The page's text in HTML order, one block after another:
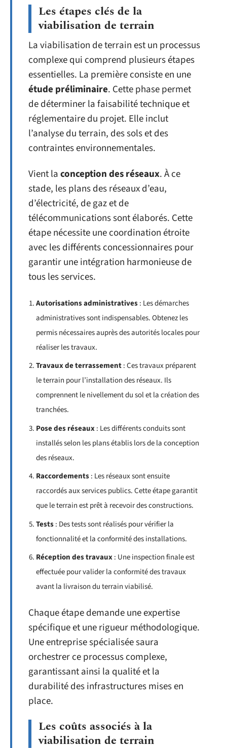
Les étapes clés de la
viabilisation de terrain
La viabilisation de terrain est un processus
complexe qui comprend plusieurs étapes
essentielles. La première consiste en une
étude préliminaire. Cette phase permet
de déterminer la faisabilité technique et
réglementaire du projet. Elle inclut
l’analyse du terrain, des sols et des
contraintes environnementales.
Vient laconception des réseaux. À ce
stade, les plans des réseaux d’eau,
d’électricité, de gaz et de
télécommunications sont élaborés. Cette
étape nécessite une coordination étroite
avec les différents concessionnaires pour
garantir une intégration harmonieuse de
tous les services.
Autorisations administratives: Les démarches
administratives sont indispensables. Obtenez les
permis nécessaires auprès des autorités locales pour
réaliser les travaux.
Travaux de terrassement: Ces travaux préparent
le terrain pour l’installation des réseaux. Ils
comprennent le nivellement du sol et la création des
tranchées.
Pose des réseaux: Les différents conduits sont
installés selon les plans établis lors de la conception
des réseaux.
Raccordements: Les réseaux sont ensuite
raccordés aux services publics. Cette étape garantit
que le terrain est prêt à recevoir des constructions.
Tests: Des tests sont réalisés pour vérifier la
fonctionnalité et la conformité des installations.
Réception des travaux: Une inspection finale est
effectuée pour valider la conformité des travaux
avant la livraison du terrain viabilisé.
Chaque étape demande une expertise
spécifique et une rigueur méthodologique.
Une entreprise spécialisée saura
orchestrer ce processus complexe,
garantissant ainsi la qualité et la
durabilité des infrastructures mises en
place.
Les coûts associés à la
viabilisation de terrain